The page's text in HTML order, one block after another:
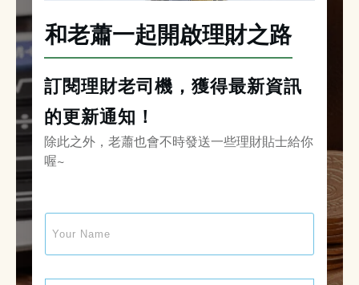
和老蕭一起開啟理財之路
訂閱理財老司機，獲得最新資訊
的更新通知！
除此之外，老蕭也會不時發送一些理財貼士給你
喔~